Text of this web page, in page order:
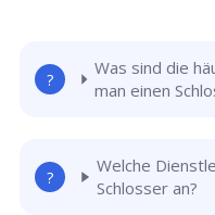
Was sind die
man einen
Welche
Schlosser an?